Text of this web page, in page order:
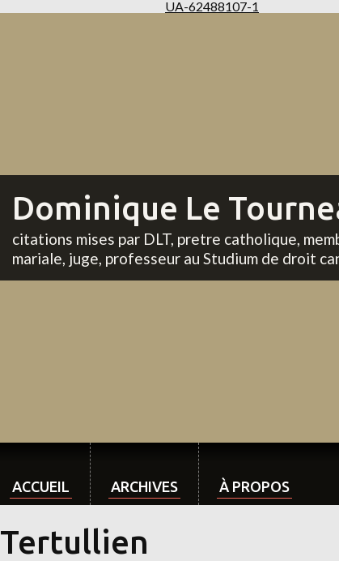
UA-62488107-1
Dominique Le
citations mises par DLT, pretre catholique,
mariale, juge, professeur au Studium de droit
ACCUEIL ARCHIVES À PROPOS
Tertullien